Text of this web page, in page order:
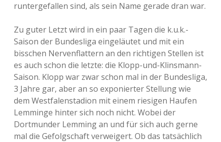
runtergefallen sind, als sein Name gerade dran war.
Zu guter Letzt wird in ein paar Tagen die k.u.k.-
Saison der Bundesliga eingeläutet und mit ein
bisschen Nervenflattern an den richtigen Stellen ist
es auch schon die letzte: die Klopp-und-Klinsmann-
Saison. Klopp war zwar schon mal in der Bundesliga,
3 Jahre gar, aber an so exponierter Stellung wie
dem Westfalenstadion mit einem riesigen Haufen
Lemminge hinter sich noch nicht. Wobei der
Dortmunder Lemming an und für sich auch gerne
mal die Gefolgschaft verweigert. Ob das tatsächlich